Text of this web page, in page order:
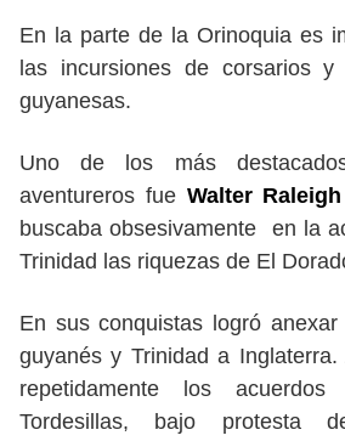
En la parte de la Orinoquia es
las incursiones de corsarios
guyanesas.
Uno de los más
aventureros fue Walter Raleigh
buscaba obsesivamente en la
Trinidad las riquezas de El
En sus conquistas logró
guyanés y Trinidad a
repetidamente los
Tordesillas, bajo protesta